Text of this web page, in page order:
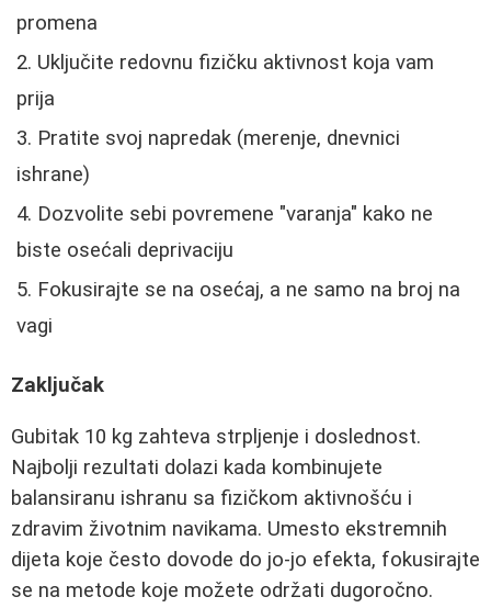
promena
Uključite redovnu fizičku aktivnost koja vam
prija
Pratite svoj napredak (merenje, dnevnici
ishrane)
Dozvolite sebi povremene "varanja" kako ne
biste osećali deprivaciju
Fokusirajte se na osećaj, a ne samo na broj na
vagi
Zaključak
Gubitak 10 kg zahteva strpljenje i doslednost.
Najbolji rezultati dolazi kada kombinujete
balansiranu ishranu sa fizičkom aktivnošću i
zdravim životnim navikama. Umesto ekstremnih
dijeta koje često dovode do jo-jo efekta, fokusirajte
se na metode koje možete održati dugoročno.